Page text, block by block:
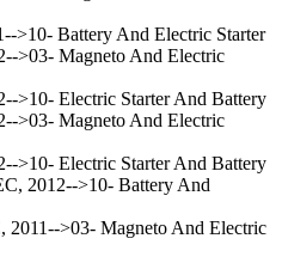
>10- Battery And Electric Starter
>03- Magneto And Electric
>10- Electric Starter And Battery
>03- Magneto And Electric
>10- Electric Starter And Battery
2012-->10- Battery And
2011-->03- Magneto And Electric